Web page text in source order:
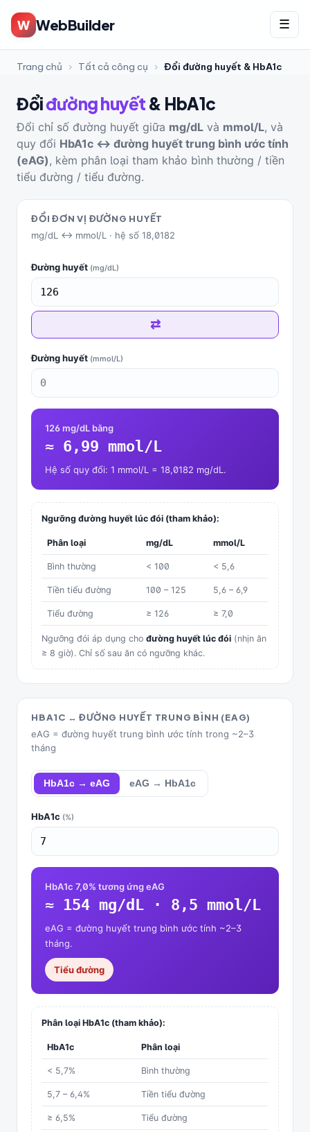
W WebBuilder ☰
Trang chủ › Tất cả công cụ › Đổi đường huyết & HbA1c
Đổiđường huyết & HbA1c
Đổi chỉ số đường huyết giữa mg/dL và mmol/L, và
quy đổi HbA1c ↔ đường huyết trung bình ước tính
(eAG), kèm phân loại tham khảo bình thường / tiền
tiểu đường / tiểu đường.
ĐỔI ĐƠN VỊ ĐƯỜNG HUYẾT
mg/dL ↔ mmol/L · hệ số 18,0182
Đường huyết (mg/dL)
⇄
Đường huyết (mmol/L)
126 mg/dL bằng
≈ 6,99 mmol/L
Hệ số quy đổi: 1 mmol/L = 18,0182 mg/dL.
Ngưỡng đường huyết lúc đói (tham khảo):
Phân loại mg/dL mmol/L
Bình thường < 100 < 5,6
Tiền tiểu đường 100 – 125 5,6 – 6,9
Tiểu đường ≥ 126 ≥ 7,0
Ngưỡng đói áp dụng cho đường huyết lúc đói (nhịn ăn
≥ 8 giờ). Chỉ số sau ăn có ngưỡng khác.
HBA1C ↔ ĐƯỜNG HUYẾT TRUNG BÌNH (EAG)
eAG = đường huyết trung bình ước tính trong ~2–3
tháng
HbA1c → eAG eAG → HbA1c
HbA1c (%)
HbA1c 7,0% tương ứng eAG
≈ 154 mg/dL · 8,5 mmol/L
eAG = đường huyết trung bình ước tính ~2–3
tháng.
Tiểu đường
Phân loại HbA1c (tham khảo):
HbA1c Phân loại
< 5,7% Bình thường
5,7 – 6,4% Tiền tiểu đường
≥ 6,5% Tiểu đường